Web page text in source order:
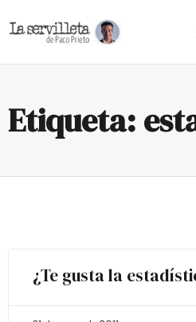
Etiqueta:
¿Te gusta la